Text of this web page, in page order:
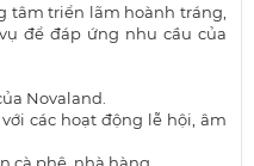
tâm triển lãm hoành tráng,
để đáp ứng nhu cầu của
Novaland.
các hoạt động lễ hội, âm